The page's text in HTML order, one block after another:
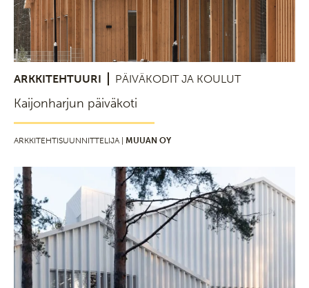
ARKKITEHTUURI PÄIVÄKODIT JA KOULUT
Kaijonharjun päiväkoti
ARKKITEHTISUUNNITTELIJA | MUUAN OY